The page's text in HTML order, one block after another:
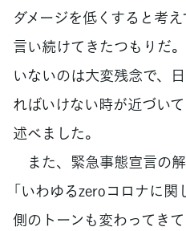
ダメージを低くすると考
言い続けてきたつもりだ
いないのは大変残念で、
ればいけない時が近づい
述べました。
また、緊急事態宣言の
「いわゆるzeroコロナに
側のトーンも変わってき